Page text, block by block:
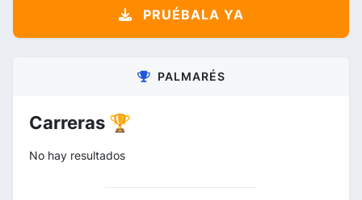
PRUÉBALA YA
PALMARÉS
Carreras 🏆
No hay resultados